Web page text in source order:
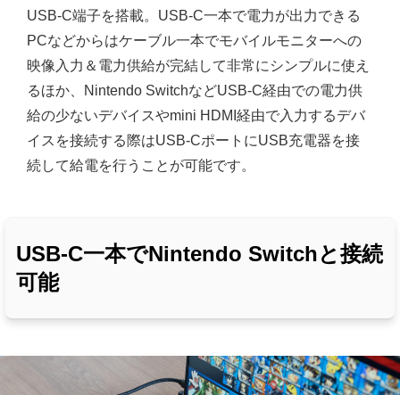
USB-C端子を搭載。USB-C一本で電力が出力できる
PCなどからはケーブル一本でモバイルモニターへの
映像入力＆電力供給が完結して非常にシンプルに使え
るほか、Nintendo SwitchなどUSB-C経由での電力供
給の少ないデバイスやmini HDMI経由で入力するデバ
イスを接続する際はUSB-CポートにUSB充電器を接
続して給電を行うことが可能です。
USB-C一本でNintendo Switchと接続
可能